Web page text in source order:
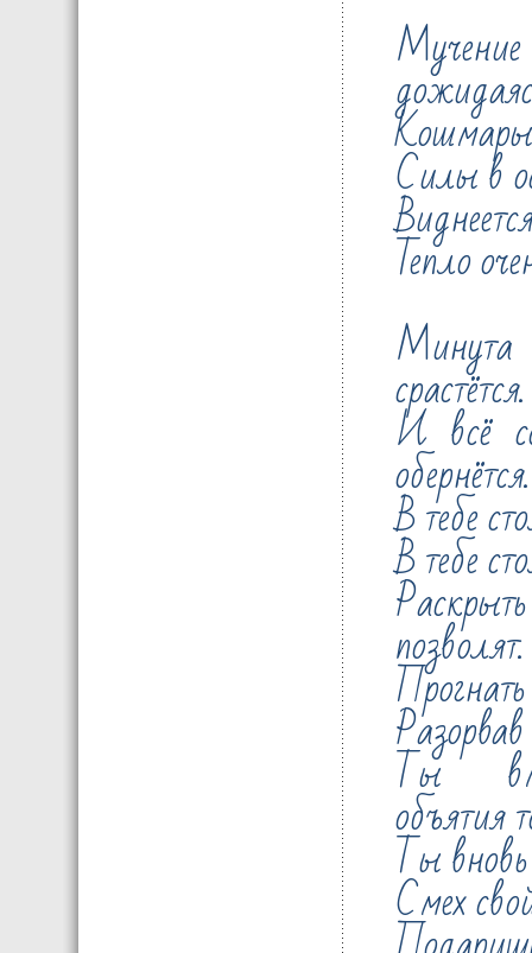
Силы в
Тепло
Минута
срастётся.
И всё
обернётся.
В тебе
В тебе
позволят.
Ты
объятия
Ты
Смех